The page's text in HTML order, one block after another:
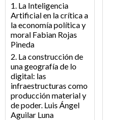
1. La Inteligencia
Artificial en la crítica a
la economía política y
moral Fabian Rojas
Pineda
2. La construcción de
una geografía de lo
digital: las
infraestructuras como
producción material y
de poder. Luis Ángel
Aguilar Luna